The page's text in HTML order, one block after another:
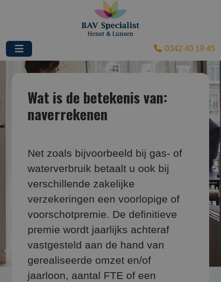
0342 40 19 45
Wat is de betekenis van:
naverrekenen
Net zoals bijvoorbeeld bij gas- of
waterverbruik betaalt u ook bij
verschillende zakelijke
verzekeringen een voorlopige of
voorschotpremie. De definitieve
premie wordt jaarlijks achteraf
vastgesteld aan de hand van
gerealiseerde omzet en/of
jaarloon, aantal FTE of een